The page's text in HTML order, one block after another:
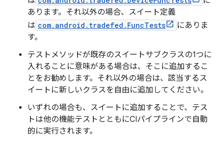
あります。それ以外の場合、スイート定義
は com.android.tradefed.FuncTests
にありま
す。
テストメソッドが既存のスイートサブクラスの1つに
入れることに意味がある場合は、そこに追加するこ
とをお勧めします。それ以外の場合は、該当するス
イートに新しいクラスを自由に追加してください。
いずれの場合も、スイートに追加することで、テス
トは他の機能テストとともにCIパイプラインで自動
的に実行されます。